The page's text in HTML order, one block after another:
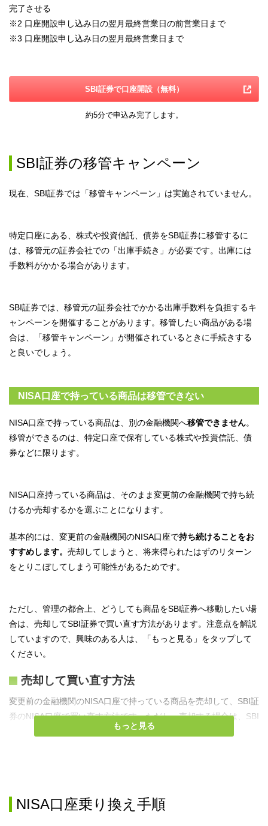
完了させる
※2 口座開設申し込み日の翌月最終営業日の前営業日まで
※3 口座開設申し込み日の翌月最終営業日まで
SBI証券で口座開設（無料）
約5分で申込み完了します。
SBI証券の移管キャンペーン
現在、SBI証券では「移管キャンペーン」は実施されていません。
特定口座にある、株式や投資信託、債券をSBI証券に移管するに
は、移管元の証券会社での「出庫手続き」が必要です。出庫には
手数料がかかる場合があります。
SBI証券では、移管元の証券会社でかかる出庫手数料を負担するキ
ャンペーンを開催することがあります。移管したい商品がある場
合は、「移管キャンペーン」が開催されているときに手続きする
と良いでしょう。
NISA口座で持っている商品は移管できない
NISA口座で持っている商品は、別の金融機関へ移管できません。
移管ができるのは、特定口座で保有している株式や投資信託、債
券などに限ります。
NISA口座持っている商品は、そのまま変更前の金融機関で持ち続
けるか売却するかを選ぶことになります。
基本的には、変更前の金融機関のNISA口座で持ち続けることをお
すすめします。 売却してしまうと、将来得られたはずのリターン
をとりこぼしてしまう可能性があるためです。
ただし、管理の都合上、どうしても商品をSBI証券へ移動したい場
合は、売却してSBI証券で買い直す方法があります。注意点を解説
していますので、興味のある人は、「もっと見る」をタップして
ください。
売却して買い直す方法
変更前の金融機関のNISA口座で持っている商品を売却して、SBI証
券のNISA口座で買い直す方法です。ただし、売却する場合は、SBI
証券で買い直した際に、生涯非課税投資枠を
ため、新NISA口座で10万円分の商品を購入した場合、10万円分の
もっと見る
NISA口座乗り換え手順